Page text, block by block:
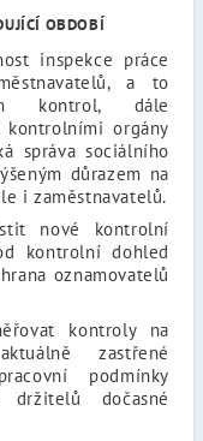
OBDOBÍ
inspekce práce
a to
kontrol, dále
kontrolními orgány
správa sociálního
důrazem na
i zaměstnavatelů.
nové kontrolní
kontrolní dohled
oznamovatelů
kontroly na
zastřené
podmínky
držitelů dočasné